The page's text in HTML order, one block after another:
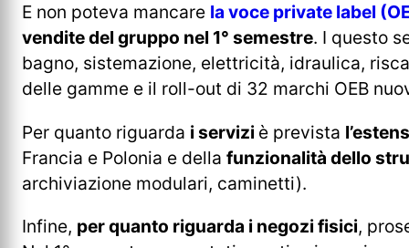
E non poteva mancare la voce private label
vendite del gruppo nel 1° semestre. I questo
bagno, sistemazione, elettricità, idraulica,
delle gamme e il roll-out di 32 marchi OEB
Per quanto riguarda i servizi è prevista
Francia e Polonia e della funzionalità dello
archiviazione modulari, caminetti).
Infine, per quanto riguarda i negozi fisici,